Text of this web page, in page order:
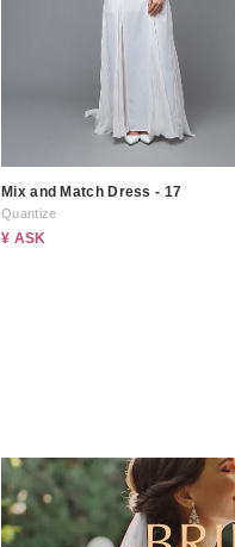
Mix and Match Dress - 17
Quantize
¥ ASK